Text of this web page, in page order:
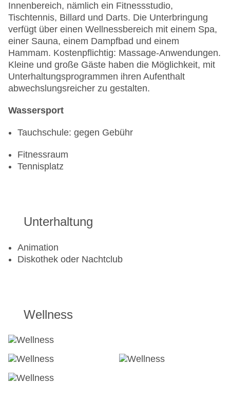
Innenbereich, nämlich ein Fitnessstudio,
Tischtennis, Billard und Darts. Die Unterbringung
verfügt über einen Wellnessbereich mit einem Spa,
einer Sauna, einem Dampfbad und einem
Hammam. Kostenpflichtig: Massage-Anwendungen.
Kleine und große Gäste haben die Möglichkeit, mit
Unterhaltungsprogrammen ihren Aufenthalt
abwechslungsreicher zu gestalten.
Wassersport
Tauchschule: gegen Gebühr
Fitnessraum
Tennisplatz
Unterhaltung
Animation
Diskothek oder Nachtclub
Wellness